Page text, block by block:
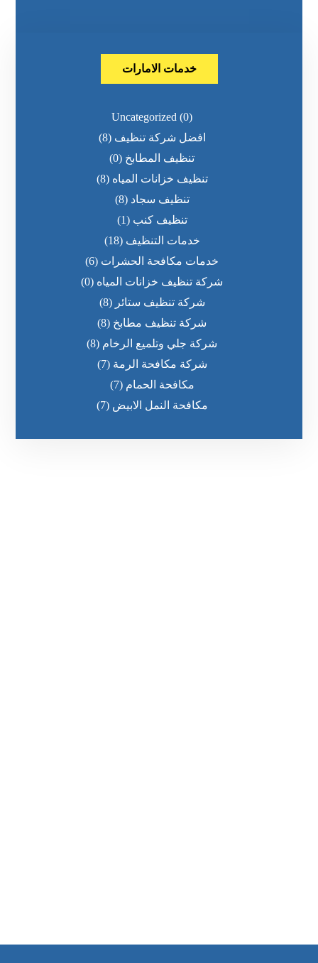
خدمات الامارات
Uncategorized (0)
افضل شركة تنظيف (8)
تنظيف المطابخ (0)
تنظيف خزانات المياه (8)
تنظيف سجاد (8)
تنظيف كنب (1)
خدمات التنظيف (18)
خدمات مكافحة الحشرات (6)
شركة تنظيف خزانات المياه (0)
شركة تنظيف ستائر (8)
شركة تنظيف مطابخ (8)
شركة جلي وتلميع الرخام (8)
شركة مكافحة الرمة (7)
مكافحة الحمام (7)
مكافحة النمل الابيض (7)